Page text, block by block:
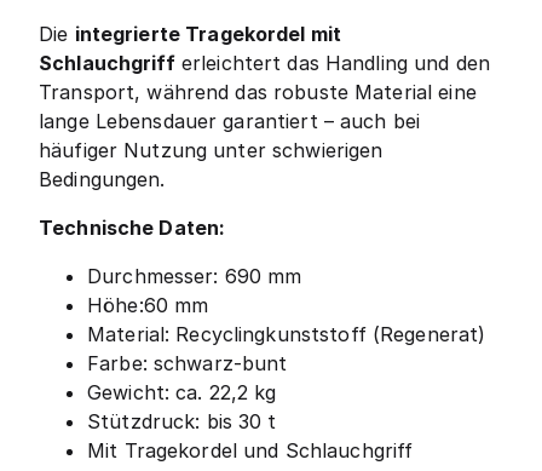
Die integrierte Tragekordel mit
Schlauchgrifferleichtert das Handling und den
Transport, während das robuste Material eine
lange Lebensdauer garantiert – auch bei
häufiger Nutzung unter schwierigen
Bedingungen.
Technische Daten:
Durchmesser: 690 mm
Höhe:60 mm
Material: Recyclingkunststoff (Regenerat)
Farbe: schwarz-bunt
Gewicht: ca. 22,2 kg
Stützdruck: bis 30 t
Mit Tragekordel und Schlauchgriff